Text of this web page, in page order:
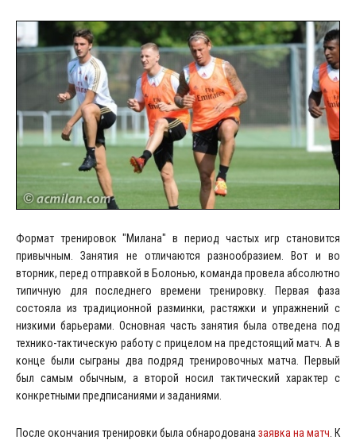
Формат тренировок "Милана" в период частых игр становится
привычным. Занятия не отличаются разнообразием. Вот и во
вторник, перед отправкой в Болонью, команда провела абсолютно
типичную для последнего времени тренировку. Первая фаза
состояла из традиционной разминки, растяжки и упражнений с
низкими барьерами. Основная часть занятия была отведена под
технико-тактическую работу с прицелом на предстоящий матч. А в
конце были сыграны два подряд тренировочных матча. Первый
был самым обычным, а второй носил тактический характер с
конкретными предписаниями и заданиями.
После окончания тренировки была обнародована заявка на матч . К